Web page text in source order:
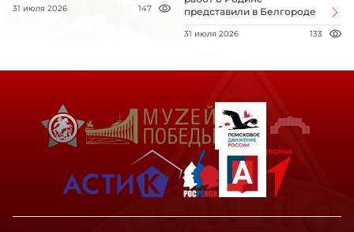
31 июля 2026 147
представили в Белгороде
31 июля 2026 133